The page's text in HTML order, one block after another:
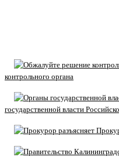
контрольного органа
государственной власти